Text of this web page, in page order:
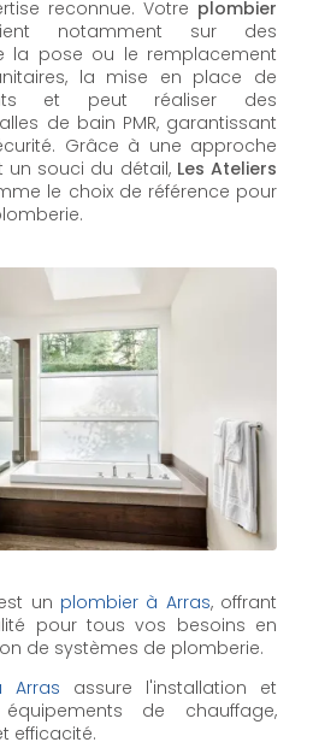
reconnue. Votre plombier
notamment sur des
la pose ou le remplacement
la mise en place de
et peut réaliser des
de bain PMR, garantissant
Grâce à une approche
un souci du détail, Les Ateliers
le choix de référence pour
un plombier à Arras, offrant
pour tous vos besoins en
de systèmes de plomberie.
Arras assure l'installation et
de chauffage,
efficacité.